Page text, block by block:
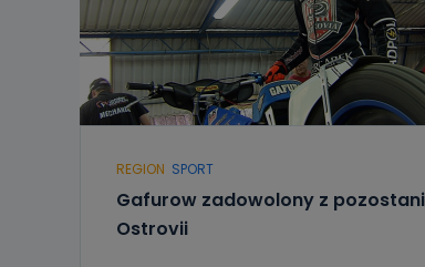
REGION SPORT
Gafurow zadowolony z
Ostrovii